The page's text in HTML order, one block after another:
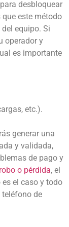
desbloquear
este método
equipo. Si
operador y
es importante
etc.).
generar una
y validada,
de pago y
o pérdida, el
es el caso y todo
de